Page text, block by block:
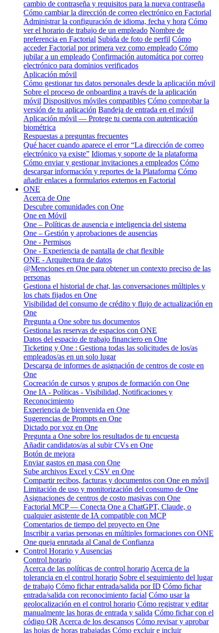
cambio de contraseña y requisitos para la nueva contraseña
Cómo cambiar la dirección de correo electrónico en Factorial
Administrar la configuración de idioma, fecha y hora Cómo
ver el horario de trabajo de un empleado Nombre de
preferencia en Factorial Subida de foto de perfil Cómo
acceder Factorial por primera vez como empleado Cómo
jubilar a un empleado Confirmación automática por correo
electrónico para dominios verificados
Aplicación móvil
Cómo gestionar tus datos personales desde la aplicación móvil
Sobre el proceso de onboarding a través de la aplicación
móvil Dispositivos móviles compatibles Cómo comprobar la
versión de tu aplicación Bandeja de entrada en el móvil
Aplicación móvil — Protege tu cuenta con autenticación
biométrica
Respuestas a preguntas frecuentes
Qué hacer cuando aparece el error “La dirección de correo
electrónico ya existe” Idiomas y soporte de la plataforma
Cómo enviar y gestionar invitaciones a empleados Cómo
descargar información y reportes de la Plataforma Cómo
añadir enlaces a formularios externos en Factorial
ONE
Acerca de One
Descubre comunidades con One
One en Móvil
One – Políticas de ausencia e inteligencia del sistema
One – Gestión y aprobaciones de ausencias
One - Permisos
One - Experiencia de pantalla de chat flexible
ONE - Arquitectura de datos
@Menciones en One para obtener un contexto preciso de las
personas
Gestiona el historial de chat, las conversaciones múltiples y
los chats fijados en One
Visibilidad del consumo de crédito y flujo de actualización en
One
Pregunta a One sobre tus documentos
Gestiona las reservas de espacios con ONE
Datos del espacio de trabajo financiero en One
Ticketing y One : Gestiona todas las solicitudes de los/as
empleados/as en un solo lugar
Descarga de informes de asignación de centros de coste en
One
Cocreación de cursos y grupos de formación con One
One IA - Políticas - Visibilidad, Notificaciones y
Reconocimiento
Experiencia de bienvenida en One
Sugerencias de Prompts en One
Dictado por voz en One
Pregunta a One sobre los resultados de tu encuesta
Añadir candidatos/as al subir CVs en One
Botón de mejora
Enviar gastos en masa con One
Sube archivos Excel y CSV en One
Compartir recibos, facturas y documentos con One en móvil
Limitación de uso y monitorización del consumo de One
Asignaciones de centros de costo masivas con One
Factorial MCP — Conecta One a ChatGPT, Claude, o
cualquier asistente de IA compatible con MCP
Comentarios de tiempo del proyecto en One
Inscribir a varias personas en múltiples formaciones con ONE
One queja enrutada al Canal de Confianza
Control Horario y Ausencias
Control horario
Acerca de las políticas de control horario Acerca de la
tolerancia en el control horario Sobre el seguimiento del lugar
de trabajo Cómo fichar entrada/salida por ID Cómo fichar
entrada/salida con reconocimiento facial Cómo usar la
geolocalización en el control horario Cómo registrar y editar
manualmente las horas de entrada y salida Cómo fichar con el
código QR Acerca de los descansos Cómo revisar y aprobar
las hojas de horas trabajadas Cómo excluir e incluir